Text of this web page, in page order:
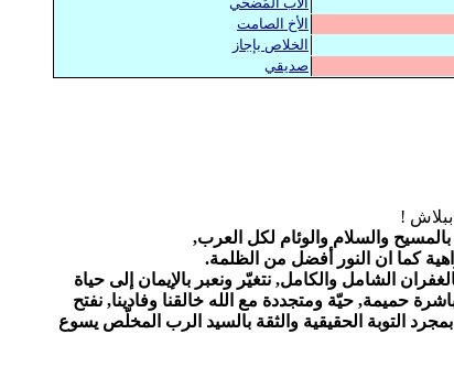
الأخ الصامت
الخلاص بإجاز
صديقي
ببلاش !
كما ان النور أفضل من الظلمة.
الشامل والكامل, نتغيّر ونعبر بالإيمان إلى حياة
حميمة, حيّة ومتجددة مع الله خالقنا وفادينا, نفتح
بمجرد التوبة الحقيقية والثقة بالسيد الرب المخلّص يسوع